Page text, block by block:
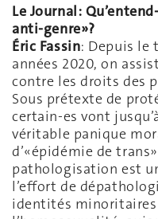
Le Journal:
anti-genre»?
Éric Fassin: Depuis le
années 2020, on
contre les droits des
Sous prétexte de
certain-es vont
véritable panique
d’«épidémie de
pathologisation est
l’effort de
identités